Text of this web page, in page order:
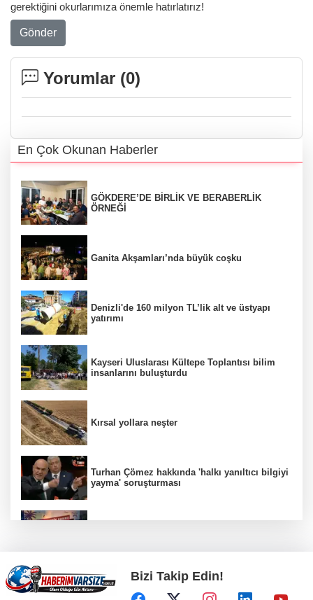
gerektiğini okurlarımıza önemle hatırlatırız!
Gönder
Yorumlar (0)
En Çok Okunan Haberler
GÖKDERE’DE BİRLİK VE BERABERLİK
ÖRNEĞİ
Ganita Akşamları’nda büyük coşku
Denizli'de 160 milyon TL’lik alt ve üstyapı
yatırımı
Kayseri Uluslarası Kültepe Toplantısı bilim
insanlarını buluşturdu
Kırsal yollara neşter
Turhan Çömez hakkında 'halkı yanıltıcı bilgiyi
yayma' soruşturması
ATA Çiftliği’nde karabuğday hasadı başladı
Bizi Takip Edin!